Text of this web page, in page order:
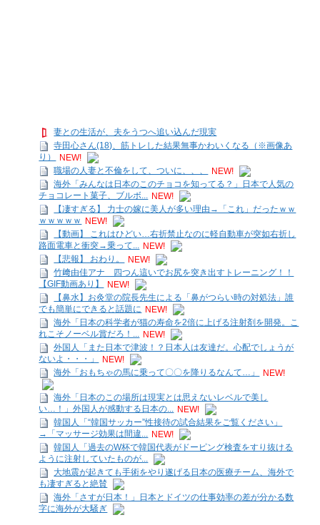
妻との生活が、夫をうつへ追い込んだ現実
寺田心さん(18)、筋トレした結果無事かわいくなる（※画像あ
り）
NEW!
職場の人妻と不倫をして、ついに、、、
NEW!
海外「みんなは日本のこのチョコを知ってる？」日本で人気の
チョコレート菓子、ブルボ... NEW!
【凄すぎる】 力士の嫁に美人が多い理由→「これ」だったｗｗ
ｗｗｗｗｗ NEW!
【動画】 これはひどい…右折禁止なのに軽自動車が突如右折し
路面電車と衝突→乗って... NEW!
【悲報】 おわり。
NEW!
竹﨑由佳アナ 四つん這いでお尻を突き出すトレーニング！！
【GIF動画あり】
NEW!
【鼻水】お灸堂の院長先生による「鼻がつらい時の対処法」誰
でも簡単にできると話題に NEW!
海外「日本の科学者が猫の寿命を2倍に上げる注射剤を開発。こ
れこそノーベル賞だろ！... NEW!
外国人「また日本で津波！？日本人は友達だ。心配でしょうが
ないよ・・・」
NEW!
海外「おもちゃの馬に乗って〇〇を降りるなんて…」
NEW!
海外「日本のこの場所は現実とは思えないレベルで美し
い…！」外国人が感動する日本の... NEW!
韓国人「“韓国サッカー”性接待の試合結果をご覧ください」
→「マッサージ効果は間違... NEW!
韓国人「過去のW杯で韓国代表がドーピング検査をすり抜ける
ように注射していたものが...
大地震が起きても手術をやり遂げる日本の医療チーム、海外で
も凄すぎると絶賛
海外「さすが日本！」日本とドイツの仕事効率の差が分かる数
字に海外が大騒ぎ